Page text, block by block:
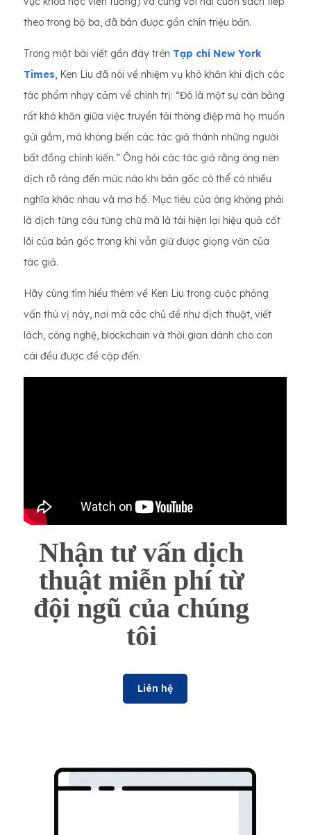
theo trong bộ ba, đã bán được gần chín triệu bản.
Trong một bài viết gần đây trên Tạp chí New York
Times, Ken Liu đã nói về nhiệm vụ khó khăn khi dịch các
tác phẩm nhạy cảm về chính trị: “Đó là một sự cân bằng
rất khó khăn giữa việc truyền tải thông điệp mà họ muốn
gửi gắm, mà không biến các tác giả thành những người
bất đồng chính kiến.” Ông hỏi các tác giả rằng ông nên
dịch rõ ràng đến mức nào khi bản gốc có thể có nhiều
nghĩa khác nhau và mơ hồ. Mục tiêu của ông không phải
là dịch từng câu từng chữ mà là tái hiện lại hiệu quả cốt
lõi của bản gốc trong khi vẫn giữ được giọng văn của
tác giả.
Hãy cùng tìm hiểu thêm về Ken Liu trong cuộc phỏng
vấn thú vị này, nơi mà các chủ đề như dịch thuật, viết
lách, công nghệ, blockchain và thời gian dành cho con
cái đều được đề cập đến.
Nhận tư vấn dịch
thuật miễn phí từ
đội ngũ của chúng
tôi
Liên hệ